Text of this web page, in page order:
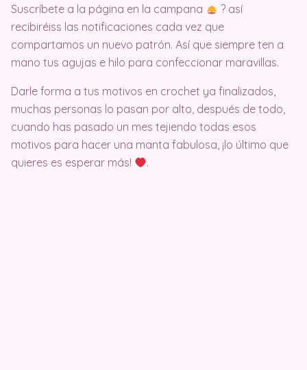
Suscríbete a la página en la campana
?️ así
recibiréiss las notificaciones cada vez que
compartamos un nuevo patrón. Así que siempre ten a
mano tus agujas e hilo para confeccionar maravillas.
Darle forma a tus motivos en crochet ya finalizados,
muchas personas lo pasan por alto, después de todo,
cuando has pasado un mes tejiendo todas esos
motivos para hacer una manta fabulosa, ¡lo último que
quieres es esperar más!
.